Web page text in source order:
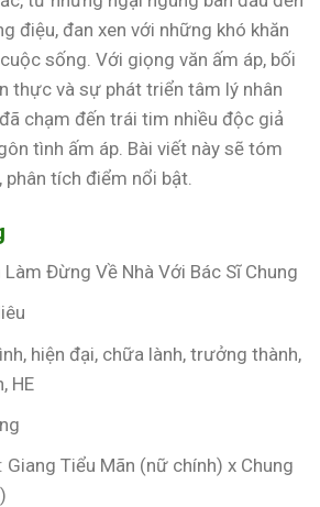
điệu, đan xen với những khó khăn
sống. Với giọng văn ấm áp, bối
thực và sự phát triển tâm lý nhân
chạm đến trái tim nhiều độc giả
tình ấm áp. Bài viết này sẽ tóm
tích điểm nổi bật.
Làm Đừng Về Nhà Với Bác Sĩ Chung
hiện đại, chữa lành, trưởng thành,
HE
: Giang Tiểu Mãn (nữ chính) x Chung